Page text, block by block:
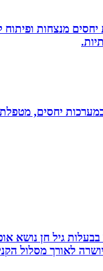
יחסים מנצחות
יחסים,
גיל חן נושא
לאורך מסלול